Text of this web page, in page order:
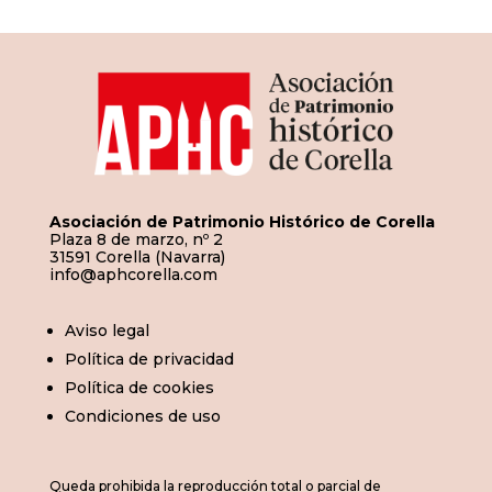
Asociación de Patrimonio Histórico de Corella
Plaza 8 de marzo, nº 2
31591 Corella (Navarra)
info@aphcorella.com
Aviso legal
Política de privacidad
Política de cookies
Condiciones de uso
Queda prohibida la reproducción total o parcial de